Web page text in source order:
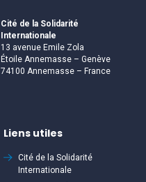
Cité de la Solidarité
Internationale
13 avenue Emile Zola
Étoile Annemasse – Genève
74100 Annemasse – France
Liens utiles
Cité de la Solidarité
Internationale